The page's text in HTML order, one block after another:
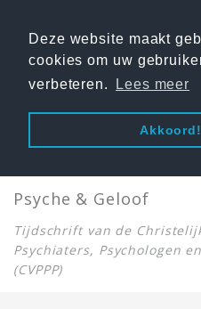
Deze website maakt
cookies om uw
verbeteren.
Lees meer
Akkoord!
Psyche & Geloof
Tijdschrift van de
Psychiaters, Psychologen
(CVPPP)